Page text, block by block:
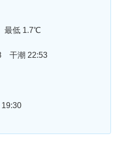
低 1.7℃
干潮 22:53